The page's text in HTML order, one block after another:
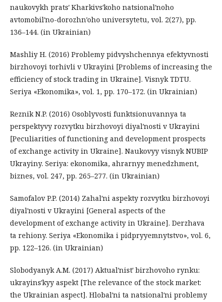
naukovykh pratsʹ Kharkivsʹkoho natsionalʹnoho
avtomobilʹno-dorozhnʹoho universytetu, vol. 2(27), pp.
136–144. (in Ukrainian)
Mashliy H. (2016) Problemy pidvyshchennya efektyvnosti
birzhovoyi torhivli v Ukrayini [Problems of increasing the
efficiency of stock trading in Ukraine]. Visnyk TDTU.
Seriya «Ekonomika», vol. 1, pp. 170–172. (in Ukrainian)
Reznik N.P. (2016) Osoblyvosti funktsionuvannya ta
perspektyvy rozvytku birzhovoyi diyalʹnosti v Ukrayini
[Peculiarities of functioning and development prospects
of exchange activity in Ukraine]. Naukovyy visnyk NUBIP
Ukrayiny. Seriya: ekonomika, ahrarnyy menedzhment,
biznes, vol. 247, pp. 265–277. (in Ukrainian)
Samofalov P.P. (2014) Zahalʹni aspekty rozvytku birzhovoyi
diyalʹnosti v Ukrayini [General aspects of the
development of exchange activity in Ukraine]. Derzhava
ta rehiony. Seriya «Ekonomika i pidpryyemnytstvo», vol. 6,
pp. 122–126. (in Ukrainian)
Slobodyanyk A.M. (2017) Aktualʹnistʹ birzhovoho rynku:
ukrayinsʹkyy aspekt [The relevance of the stock market:
the Ukrainian aspect]. Hlobalʹni ta natsionalʹni problemy